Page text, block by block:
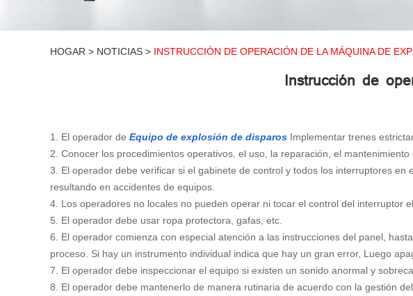
HOGAR > NOTICIAS > INSTRUCCIÓN DE OPERACIÓN DE LA MÁQUINA DE
Instrucción de
1. El operador de Equipo de explosión de disparos Implementar trenes
2. Conocer los procedimientos operativos, el uso, la reparación, el
3. El operador debe verificar si el gabinete de control y todos los interruptores
resultando en accidentes de equipos.
4. Los operadores no locales no pueden operar ni tocar el control del interruptor
5. El operador debe usar ropa protectora, gafas, etc.
6. El operador comienza con especial atención a las instrucciones del panel,
proceso. Si hay un instrumento individual indica que hay un gran error, Luego
7. El operador debe inspeccionar el equipo si existen un sonido anormal y
8. El operador debe mantenerlo de manera rutinaria de acuerdo con la gestión